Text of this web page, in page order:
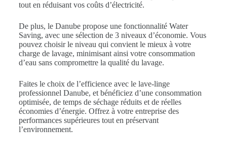
tout en réduisant vos coûts d’électricité.
De plus, le Danube propose une fonctionnalité Water
Saving, avec une sélection de 3 niveaux d’économie. Vous
pouvez choisir le niveau qui convient le mieux à votre
charge de lavage, minimisant ainsi votre consommation
d’eau sans compromettre la qualité du lavage.
Faites le choix de l’efficience avec le lave-linge
professionnel Danube, et bénéficiez d’une consommation
optimisée, de temps de séchage réduits et de réelles
économies d’énergie. Offrez à votre entreprise des
performances supérieures tout en préservant
l’environnement.